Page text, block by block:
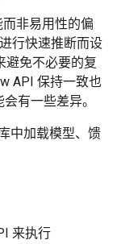
非易用性的偏
行快速推断而设
避免不必要的复
API 保持一致也
有一些差异。
中加载模型、馈
来执行